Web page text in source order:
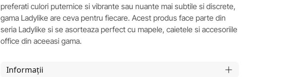
preferati culori puternice si vibrante sau nuante mai subtile si discrete,
gama Ladylike are ceva pentru fiecare. Acest produs face parte din
seria Ladylike si se asorteaza perfect cu mapele, caietele si accesoriile
office din aceeasi gama.
Informații